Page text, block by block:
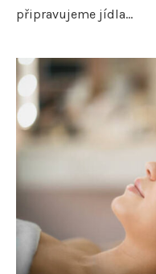
připravujeme jídla…